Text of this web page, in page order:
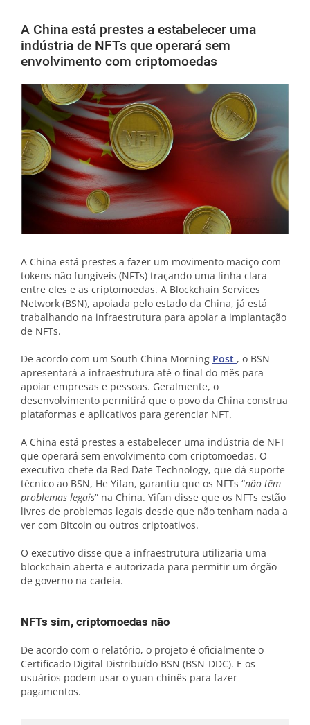
vietnamese
A China está prestes a estabelecer uma
indústria de NFTs que operará sem
envolvimento com criptomoedas
A China está prestes a fazer um movimento maciço com
tokens não fungíveis (NFTs) traçando uma linha clara
entre eles e as criptomoedas. A Blockchain Services
Network (BSN), apoiada pelo estado da China, já está
trabalhando na infraestrutura para apoiar a implantação
de NFTs.
De acordo com um South China Morning Post , o BSN
apresentará a infraestrutura até o final do mês para
apoiar empresas e pessoas. Geralmente, o
desenvolvimento permitirá que o povo da China construa
plataformas e aplicativos para gerenciar NFT.
A China está prestes a estabelecer uma indústria de NFT
que operará sem envolvimento com criptomoedas. O
executivo-chefe da Red Date Technology, que dá suporte
técnico ao BSN, He Yifan, garantiu que os NFTs “não têm
problemas legais” na China. Yifan disse que os NFTs estão
livres de problemas legais desde que não tenham nada a
ver com Bitcoin ou outros criptoativos.
O executivo disse que a infraestrutura utilizaria uma
blockchain aberta e autorizada para permitir um órgão
de governo na cadeia.
NFTs sim, criptomoedas não
De acordo com o relatório, o projeto é oficialmente o
Certificado Digital Distribuído BSN (BSN-DDC). E os
usuários podem usar o yuan chinês para fazer
pagamentos.